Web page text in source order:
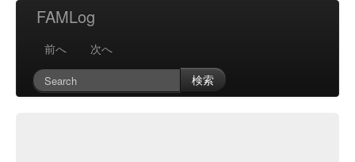
FAMLog
前へ
次へ
検索